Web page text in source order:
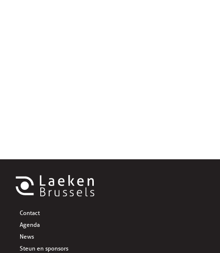
Contact
Agenda
News
Steun en sponsors